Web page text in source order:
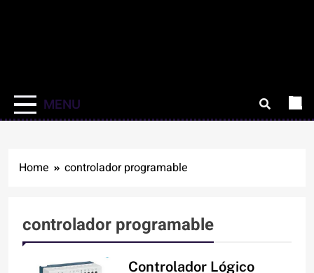
MENU
Home controlador programable
controlador programable
Controlador Lógico